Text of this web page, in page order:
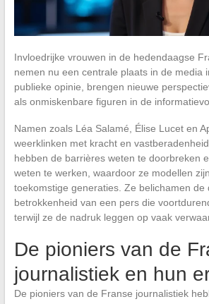
Invloedrijke vrouwen in de hedendaagse
nemen nu een centrale plaats in de media
publieke opinie, brengen nieuwe
als onmiskenbare figuren in de
Namen zoals Léa Salamé, Élise Lucet en
weerklinken met kracht en
hebben de barrières weten te doorbreken
weten te werken, waardoor ze modellen
toekomstige generaties. Ze belichamen de
betrokkenheid van een pers die
terwijl ze de nadruk leggen op vaak
De pioniers van de
journalistiek en hun
De pioniers van de Franse journalistiek